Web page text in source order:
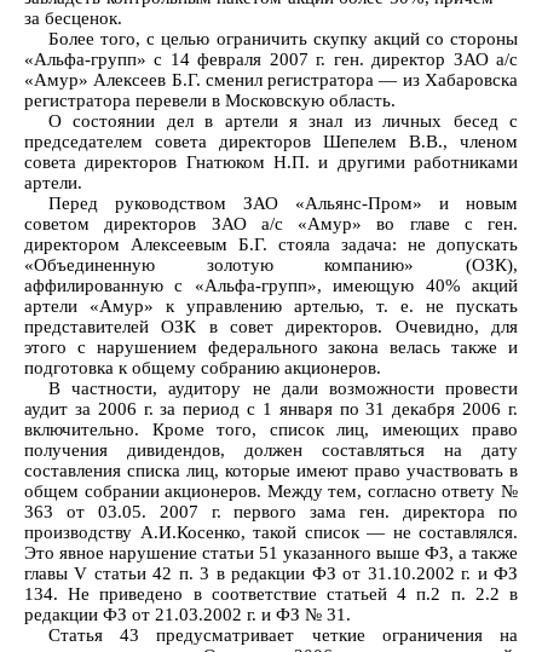
за бесценок.
Более того, с целью ограничить скупку акций со стороны
«Альфа-групп» с 14 февраля 2007 г. ген. директор ЗАО а/с
«Амур» Алексеев Б.Г. сменил регистратора — из Хабаровска
регистратора перевели в Московскую область.
О состоянии дел в артели я знал из личных бесед с
председателем совета директоров Шепелем В.В., членом
совета директоров Гнатюком Н.П. и другими работниками
артели.
Перед руководством ЗАО «Альянс-Пром» и новым
советом директоров ЗАО а/с «Амур» во главе с ген.
директором Алексеевым Б.Г. стояла задача: не допускать
«Объединенную золотую компанию» (ОЗК),
аффилированную с «Альфа-групп», имеющую 40% акций
артели «Амур» к управлению артелью, т. е. не пускать
представителей ОЗК в совет директоров. Очевидно, для
этого с нарушением федерального закона велась также и
подготовка к общему собранию акционеров.
В частности, аудитору не дали возможности провести
аудит за 2006 г. за период с 1 января по 31 декабря 2006 г.
включительно. Кроме того, список лиц, имеющих право
получения дивидендов, должен составляться на дату
составления списка лиц, которые имеют право участвовать в
общем собрании акционеров. Между тем, согласно ответу №
363 от 03.05. 2007 г. первого зама ген. директора по
производству А.И.Косенко, такой список — не составлялся.
Это явное нарушение статьи 51 указанного выше ФЗ, а также
главы V статьи 42 п. 3 в редакции ФЗ от 31.10.2002 г. и ФЗ
134. Не приведено в соответствие статьей 4 п.2 п. 2.2 в
редакции ФЗ от 21.03.2002 г. и ФЗ № 31.
Статья 43 предусматривает четкие ограничения на